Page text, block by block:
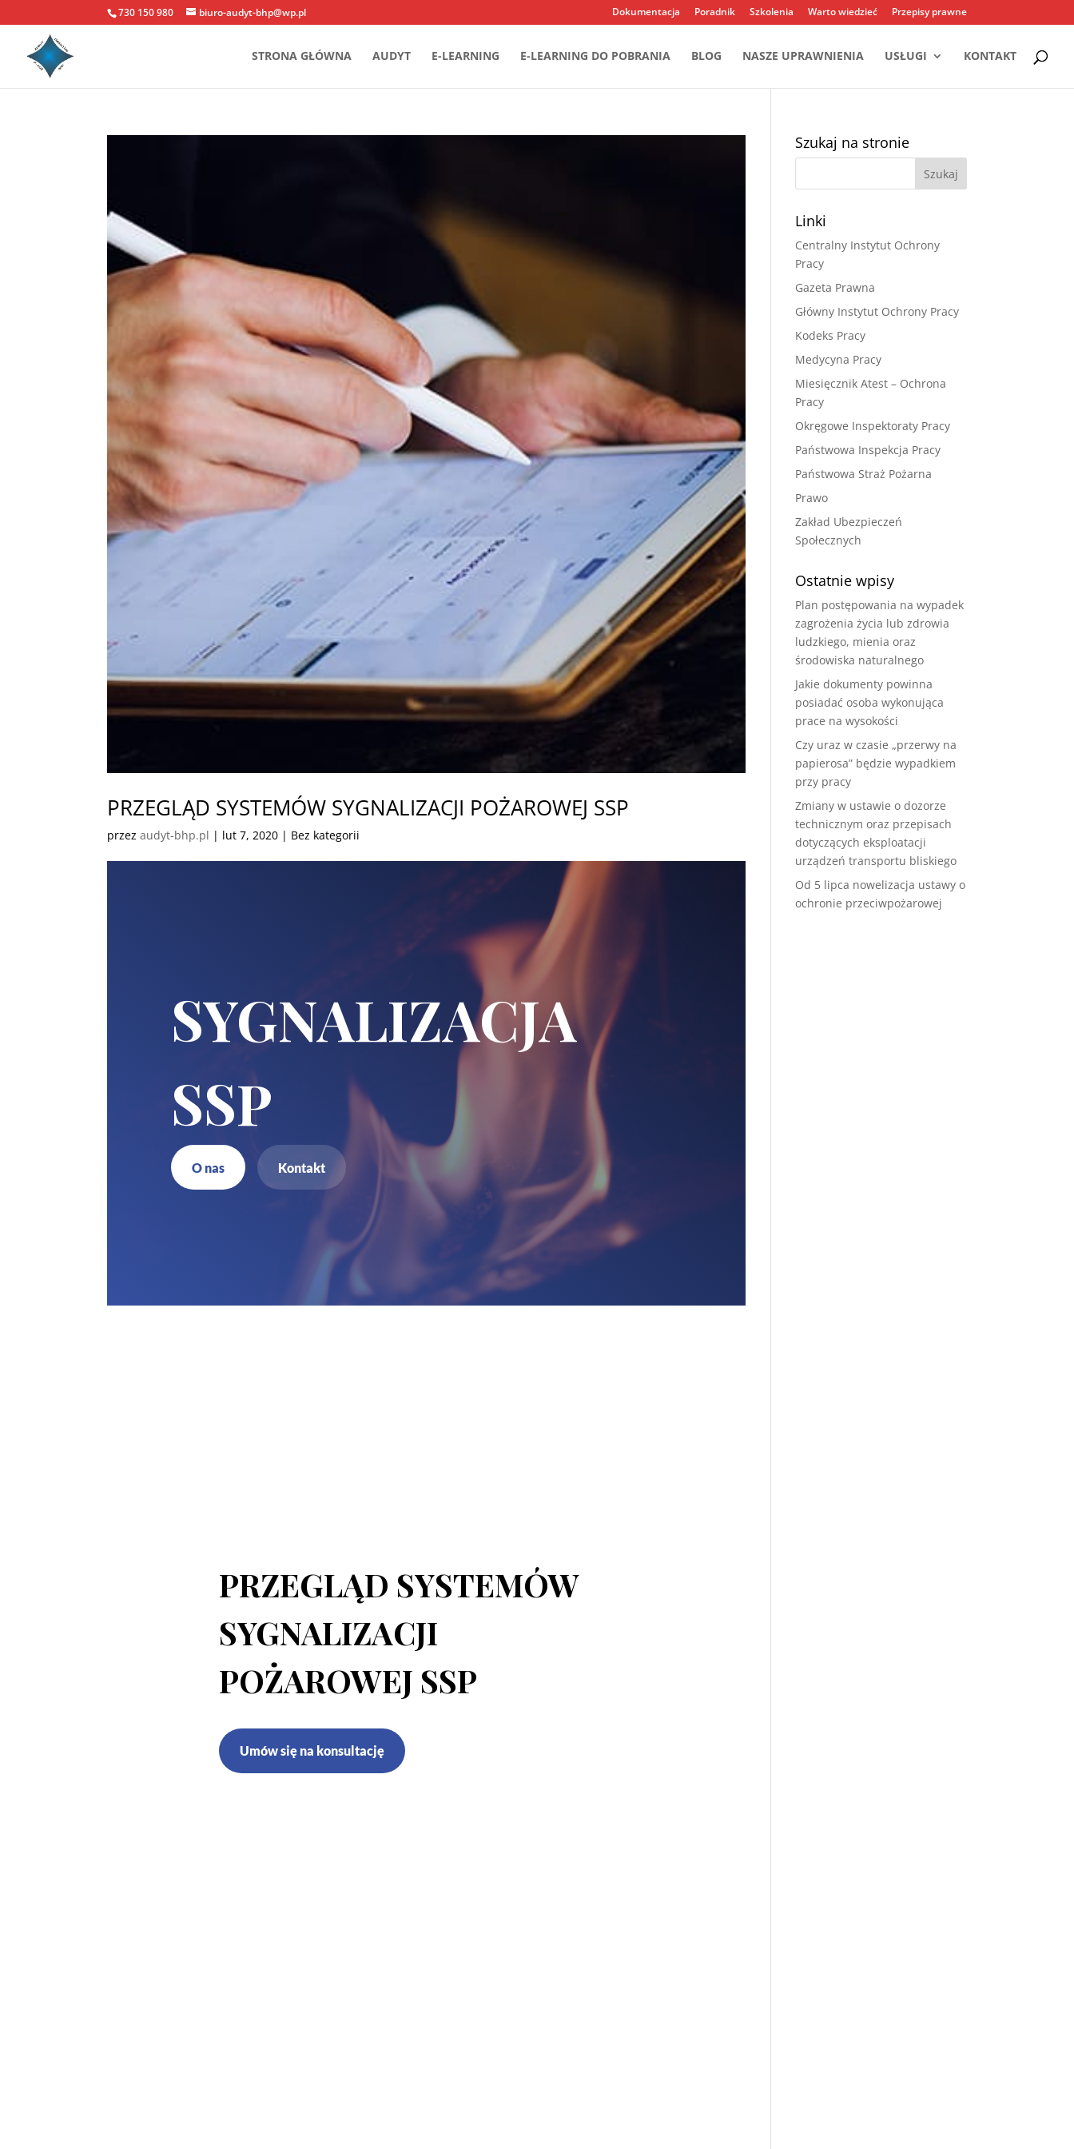
730 150 980 biuro-audyt-bhp@wp.pl Dokumentacja Poradnik Szkolenia Warto wiedzieć Przepisy prawne
STRONA GŁÓWNA AUDYT E-LEARNING E-LEARNING DO POBRANIA BLOG NASZE UPRAWNIENIA USŁUGI KONTAKT
PRZEGLĄD SYSTEMÓW SYGNALIZACJI POŻAROWEJ SSP
przezaudyt-bhp.pl | lut 7, 2020 | Bez kategorii
SYGNALIZACJA
SSP
O nas Kontakt
PRZEGLĄD SYSTEMÓW
SYGNALIZACJI
POŻAROWEJ SSP
Umów się na konsultację
Szukaj na stronie
Linki
Centralny Instytut Ochrony
Pracy
Gazeta Prawna
Główny Instytut Ochrony Pracy
Kodeks Pracy
Medycyna Pracy
Miesięcznik Atest – Ochrona
Pracy
Okręgowe Inspektoraty Pracy
Państwowa Inspekcja Pracy
Państwowa Straż Pożarna
Prawo
Zakład Ubezpieczeń
Społecznych
Ostatnie wpisy
Plan postępowania na wypadek
zagrożenia życia lub zdrowia
ludzkiego, mienia oraz
środowiska naturalnego
Jakie dokumenty powinna
posiadać osoba wykonująca
prace na wysokości
Czy uraz w czasie „przerwy na
papierosa” będzie wypadkiem
przy pracy
Zmiany w ustawie o dozorze
technicznym oraz przepisach
dotyczących eksploatacji
urządzeń transportu bliskiego
Od 5 lipca nowelizacja ustawy o
ochronie przeciwpożarowej